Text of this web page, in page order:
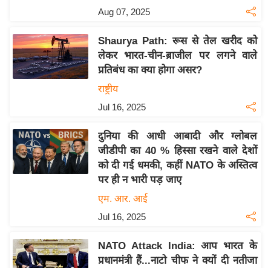
L
2
0
2
इ
म
ई
मि
सा
Aug 07, 2025
Shaurya Path: रूस से तेल खरीद को
लेकर भारत-चीन-ब्राजील पर लगने वाले
प्रतिबंध का क्या होगा असर?
राष्ट्रीय
Jul 16, 2025
दुनिया की आधी आबादी और ग्लोबल
जीडीपी का 40 % हिस्सा रखने वाले देशों
को दी गई धमकी, कहीं NATO के अस्तित्व
पर ही न भारी पड़ जाए
एम. आर. आई
Jul 16, 2025
NATO Attack India: आप भारत के
प्रधानमंत्री हैं...नाटो चीफ ने क्यों दी नतीजा